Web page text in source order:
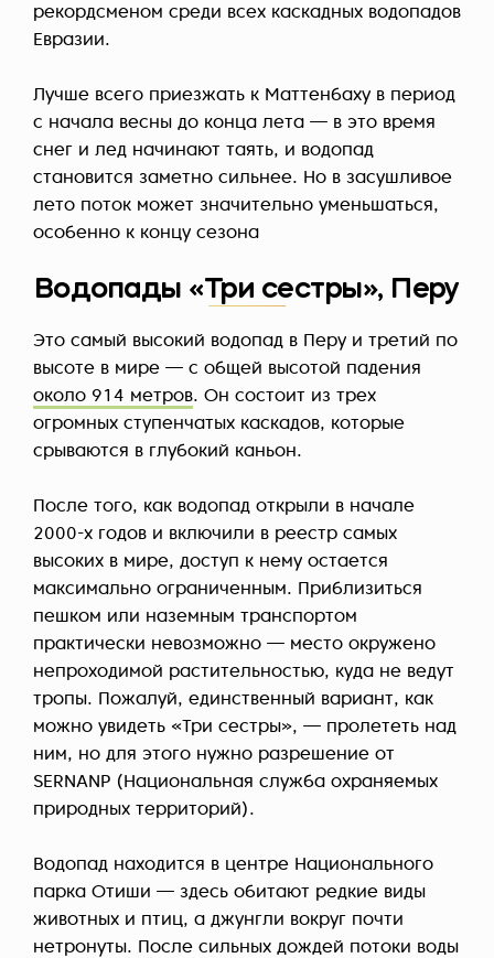
рекордсменом среди всех каскадных водопадов
Евразии.
Лучше всего приезжать к Маттенбаху в период
с начала весны до конца лета — в это время
снег и лед начинают таять, и водопад
становится заметно сильнее. Но в засушливое
лето поток может значительно уменьшаться,
особенно к концу сезона
Водопады «Три сестры», Перу
Это самый высокий водопад в Перу и третий по
высоте в мире — с общей высотой падения
около 914 метров. Он состоит из трех
огромных ступенчатых каскадов, которые
срываются в глубокий каньон.
После того, как водопад открыли в начале
2000-х годов и включили в реестр самых
высоких в мире, доступ к нему остается
максимально ограниченным. Приблизиться
пешком или наземным транспортом
практически невозможно — место окружено
непроходимой растительностью, куда не ведут
тропы. Пожалуй, единственный вариант, как
можно увидеть «Три сестры», — пролететь над
ним, но для этого нужно разрешение от
SERNANP (Национальная служба охраняемых
природных территорий).
Водопад находится в центре Национального
парка Отиши — здесь обитают редкие виды
животных и птиц, а джунгли вокруг почти
нетронуты. После сильных дождей потоки воды